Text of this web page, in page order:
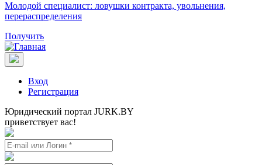
Молодой специалист: ловушки контракта, увольнения,
перераспределения
Получить
Вход
Регистрация
Юридический портал JURK.BY
приветствует вас!